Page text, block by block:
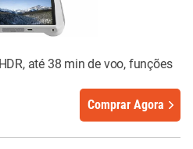
até 38 min de voo, funções
Comprar Agora